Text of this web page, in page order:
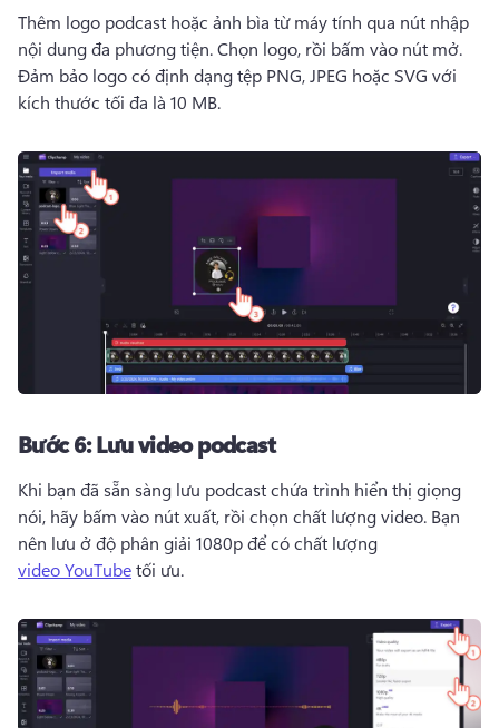
Thêm logo podcast hoặc ảnh bìa từ máy tính qua nút nhập
nội dung đa phương tiện.
Đảm bảo logo có định dạng tệp PNG, JPEG hoặc SVG với
kích thước tối đa là 10 MB.
Bước 6:Lưu video podcast
Khi bạn đã sẵn sàng lưu podcast chứa trình hiển thị giọng
nói, hãy bấm vào nút xuất, rồi chọn chất lượng video. Bạn
nên lưu ở độ phân giải 1080p để có chất lượng
video YouTube tối ưu.